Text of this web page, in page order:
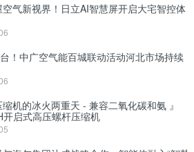
气新视界！日立AI智慧屏开启大宅智控体
！中广空气能百城联动活动河北市场持续
缩机的冰火两重天 - 兼容二氧化碳和氨 』
开启式高压螺杆压缩机